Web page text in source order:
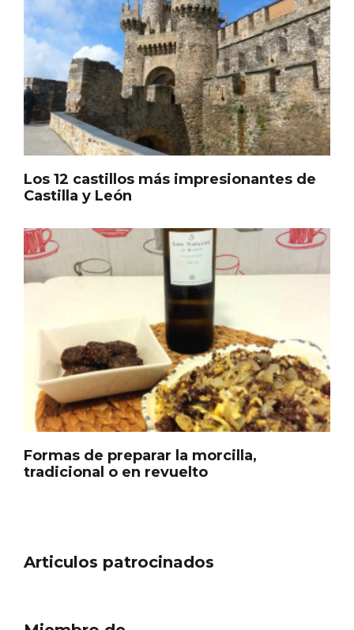
Los 12 castillos más impresionantes de
Castilla y León
Formas de preparar la morcilla,
tradicional o en revuelto
Articulos patrocinados
III Ruta de la Morcilla de Burgos IGP, en
Aranda de Duero
Moradillo de Roa